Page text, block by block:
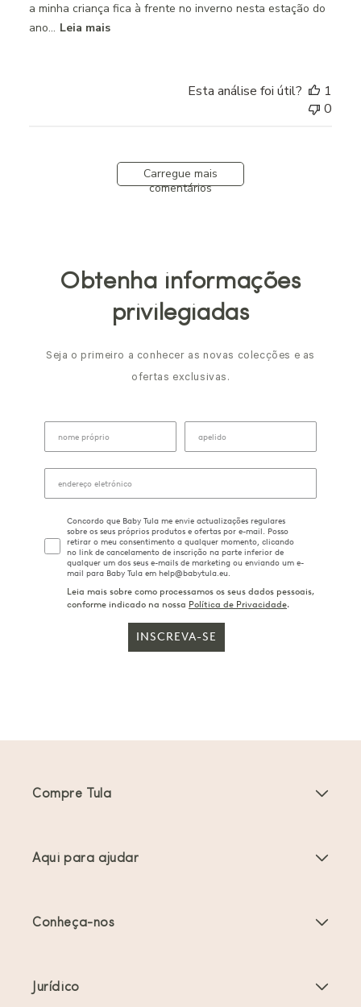
a minha criança fica à frente no inverno nesta estação do
ano... Leia mais
Esta análise foi útil?
1
0
Carregue mais
comentários
Obtenha informações
privilegiadas
Seja o primeiro a conhecer as novas colecções e as
ofertas exclusivas.
Concordo que Baby Tula me envie actualizações regulares
sobre os seus próprios produtos e ofertas por e-mail. Posso
retirar o meu consentimento a qualquer momento, clicando
no link de cancelamento de inscrição na parte inferior de
qualquer um dos seus e-mails de marketing ou enviando um e-
mail para Baby Tula em help@babytula.eu.
Leia mais sobre como processamos os seus dados pessoais,
conforme indicado na nossa Política de Privacidade.
INSCREVA-SE
Compre Tula
Ofertas e promoções
Aqui para ajudar
Conheça-nos
Jurídico